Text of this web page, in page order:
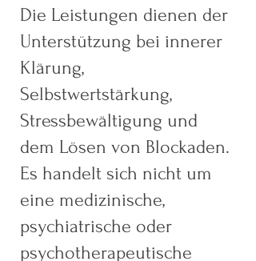
Die Leistungen dienen der
Unterstützung bei innerer
Klärung,
Selbstwertstärkung,
Stressbewältigung und
dem Lösen von Blockaden.
Es handelt sich nicht um
eine medizinische,
psychiatrische oder
psychotherapeutische